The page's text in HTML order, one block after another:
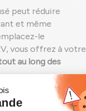
peut réduire
et même
le
vous offrez à votre
au long des
T V8 BITURBO